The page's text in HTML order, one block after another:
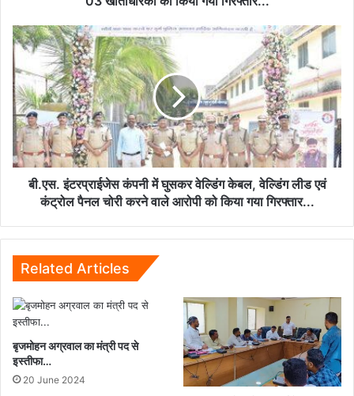
कराने
वाले
03
खाताधारकों
को
किया
गया
गिरफ्तार...
बी.एस.
इंटरप्राईजेस
कंपनी
में
घुसकर
वेल्डिंग
केबल,
वेल्डिंग
लीड
वाले
आरोपी
को
किया
गया
गिरफ्तार...
बी.एस. इंटरप्राईजेस कंपनी में घुसकर वेल्डिंग केबल, वेल्डिंग लीड एवं
कंट्रोल पैनल चोरी करने वाले आरोपी को किया गया गिरफ्तार...
Related Articles
बृजमोहन अग्रवाल का मंत्री पद से
इस्तीफा…
20 June 2024